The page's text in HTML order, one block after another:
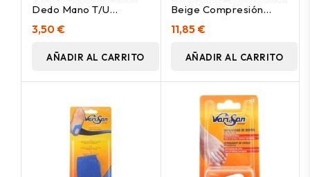
Dedo Mano T/U
(7009.1)
3,50 €
AÑADIR AL CARRITO
Beige Compresión
Extra-Ligera Talla 2, 1
Ud
11,85 €
AÑADIR AL CARRITO